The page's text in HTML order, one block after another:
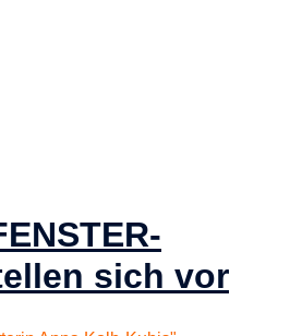
sich vor